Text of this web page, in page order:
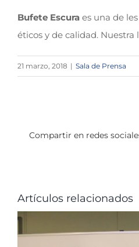
Bufete Escura es una de
éticos y de calidad.
21 marzo, 2018 | Sala de Prensa
Compartir en redes
Artículos relacionados